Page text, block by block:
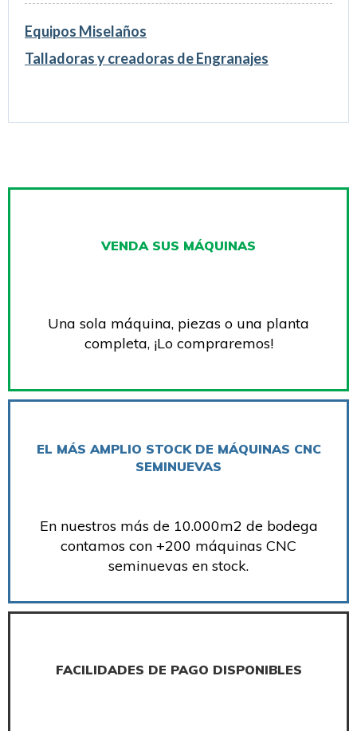
Equipos Miselaños
Talladoras y creadoras de Engranajes
VENDA SUS MÁQUINAS
Una sola máquina, piezas o una planta
completa, ¡Lo compraremos!
EL MÁS AMPLIO STOCK DE MÁQUINAS CNC
SEMINUEVAS
En nuestros más de 10.000m2 de bodega
contamos con +200 máquinas CNC
seminuevas en stock.
FACILIDADES DE PAGO DISPONIBLES